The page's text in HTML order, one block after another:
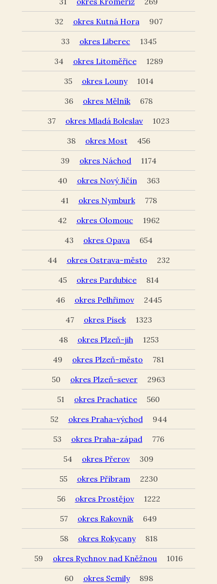
32 okres Kutná Hora 907
33 okres Liberec 1345
34 okres Litoměřice 1289
35 okres Louny 1014
36 okres Mělník 678
37 okres Mladá Boleslav 1023
38 okres Most 456
39 okres Náchod 1174
40 okres Nový Jičín 363
41 okres Nymburk 778
42 okres Olomouc 1962
43 okres Opava 654
44 okres Ostrava-město 232
45 okres Pardubice 814
46 okres Pelhřimov 2445
47 okres Písek 1323
48 okres Plzeň-jih 1253
49 okres Plzeň-město 781
50 okres Plzeň-sever 2963
51 okres Prachatice 560
52 okres Praha-východ 944
53 okres Praha-západ 776
54 okres Přerov 309
55 okres Příbram 2230
56 okres Prostějov 1222
57 okres Rakovník 649
58 okres Rokycany 818
59 okres Rychnov nad Kněžnou 1016
60 okres Semily 898